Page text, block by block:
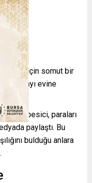
için somut bir
parayı evine
bu besici, paraları
paylaştı. Bu
bulduğu anlara